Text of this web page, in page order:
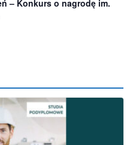
– Konkurs o nagrodę im.